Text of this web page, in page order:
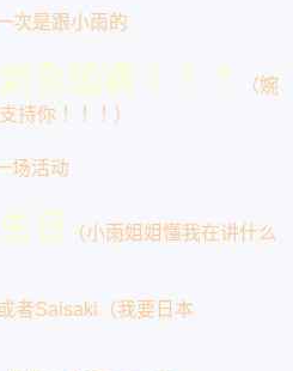
次是跟小雨的
全国赛！！！
（婉
持你！！！）
场活动
日
（小雨姐姐懂我在讲什么
者Saisaki（我要日本